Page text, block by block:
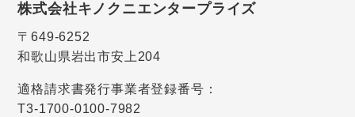
株式会社キノクニエンタープライズ
〒649-6252
和歌山県岩出市安上204
適格請求書発行事業者登録番号：
T3-1700-0100-7982